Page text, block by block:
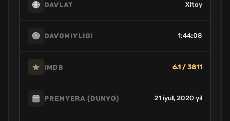
DAVLAT Xitoy
DAVOMIYLIGI 1:44:08
IMDB 6.1 / 3811
PREMYERA (DUNYO) 21 iyul, 2020 yil